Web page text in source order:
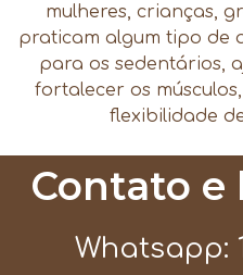
mulheres, crianças,
praticam algum tipo de
para os sedentários,
fortalecer os
flexibilidade
Contato e
Whatsapp: